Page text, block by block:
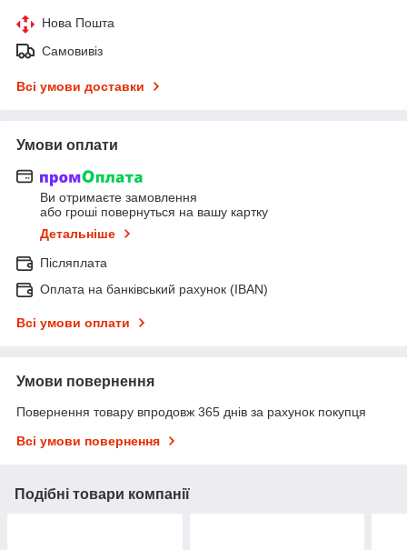
Нова Пошта
Самовивіз
Всі умови доставки
Умови оплати
Ви отримаєте замовлення
або гроші повернуться на вашу картку
Детальніше
Післяплата
Оплата на банківський рахунок (IBAN)
Всі умови оплати
Умови повернення
Повернення товару впродовж 365 днів за рахунок покупця
Всі умови повернення
Подібні товари компанії